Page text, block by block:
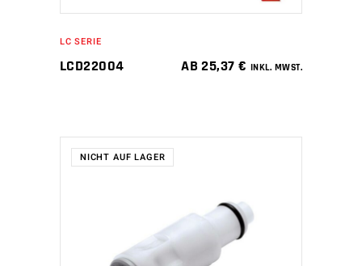
LC SERIE
LCD22004 AB25,37€ INKL. MWST.
NICHT AUF LAGER
WEITERLESEN